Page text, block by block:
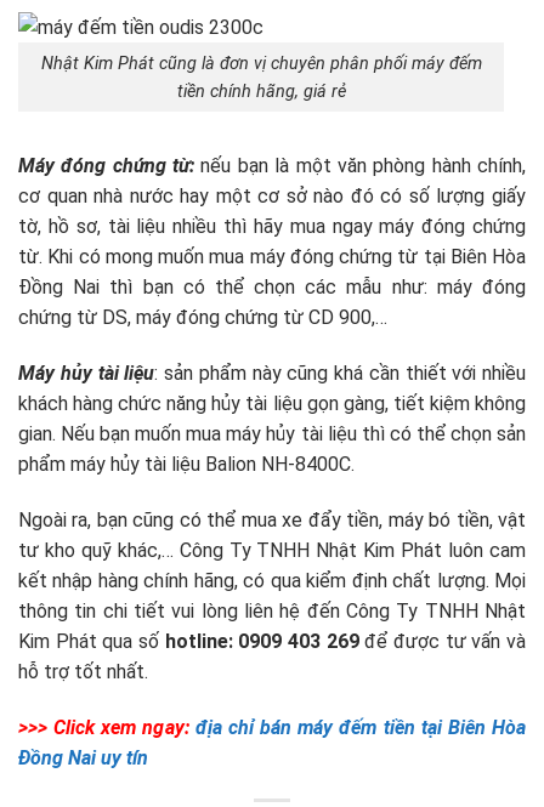
Nhật Kim Phát cũng là đơn vị chuyên phân phối máy đếm
tiền chính hãng, giá rẻ
Máy đóng chứng từ: nếu bạn là một văn phòng hành chính,
cơ quan nhà nước hay một cơ sở nào đó có số lượng giấy
tờ, hồ sơ, tài liệu nhiều thì hãy mua ngay máy đóng chứng
từ. Khi có mong muốn mua máy đóng chứng từ tại Biên Hòa
Đồng Nai thì bạn có thể chọn các mẫu như: máy đóng
chứng từ DS, máy đóng chứng từ CD 900,…
Máy hủy tài liệu: sản phẩm này cũng khá cần thiết với nhiều
khách hàng chức năng hủy tài liệu gọn gàng, tiết kiệm không
gian. Nếu bạn muốn mua máy hủy tài liệu thì có thể chọn sản
phẩm máy hủy tài liệu Balion NH-8400C.
Ngoài ra, bạn cũng có thể mua xe đẩy tiền, máy bó tiền, vật
tư kho quỹ khác,… Công Ty TNHH Nhật Kim Phát luôn cam
kết nhập hàng chính hãng, có qua kiểm định chất lượng. Mọi
thông tin chi tiết vui lòng liên hệ đến Công Ty TNHH Nhật
Kim Phát qua số hotline: 0909 403 269để được tư vấn và
hỗ trợ tốt nhất.
>>> Click xem ngay: địa chỉ bán máy đếm tiền tại Biên Hòa
Đồng Nai uy tín